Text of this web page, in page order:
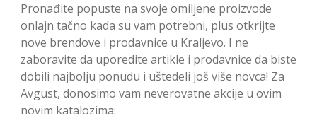
Pronađite popuste na svoje omiljene proizvode
onlajn tačno kada su vam potrebni, plus otkrijte
nove brendove i prodavnice u Kraljevo. I ne
zaboravite da uporedite artikle i prodavnice da biste
dobili najbolju ponudu i uštedeli još više novca! Za
Avgust, donosimo vam neverovatne akcije u ovim
novim katalozima: